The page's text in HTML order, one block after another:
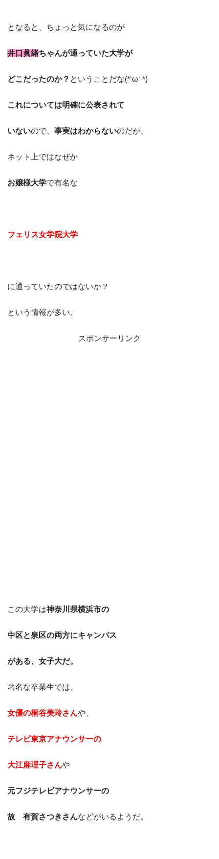
となると、ちょっと気になるのが
井口眞緒ちゃんが通っていた大学が
どこだったのか？ ということだな(*‘ω‘ *)
これについては明確に公表されて
いないので、 事実はわからないのだが、
ネット上ではなぜか
お嬢様大学で有名な
フェリス女学院大学
に通っていたのではないか？
という情報が多い。
スポンサーリンク
この大学は神奈川県横浜市の
中区と泉区の両方にキャンパス
がある、女子大だ。
著名な卒業生では、
女優の桐谷美玲さんや、
テレビ東京アナウンサーの
大江麻理子さんや
元フジテレビアナウンサーの
故 有賀さつきさんなどがいるようだ。